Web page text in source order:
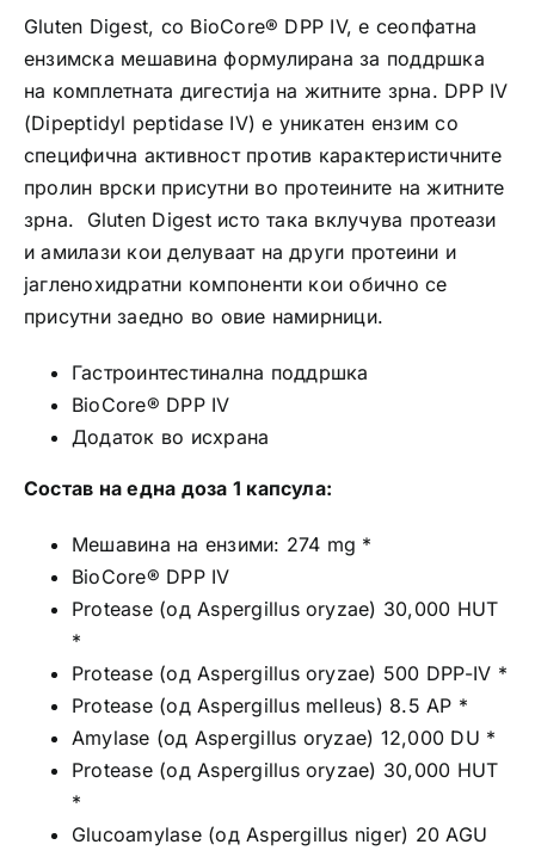
Gluten Digest, со BioCore® DPP IV, е сеопфатна
ензимска мешавина формулирана за поддршка
на комплетната дигестија на житните зрна. DPP IV
(Dipeptidyl peptidase IV) е уникатен ензим со
специфична активност против карактеристичните
пролин врски присутни во протеините на житните
зрна. Gluten Digest исто така вклучува протеази
и амилази кои делуваат на други протеини и
јагленохидратни компоненти кои обично се
присутни заедно во овие намирници.
Гастроинтестинална поддршка
BioCore® DPP IV
Додаток во исхрана
Состав на една доза 1 капсула:
Мешавина на ензими: 274 mg *
BioCore® DPP IV
Protease (од Aspergillus oryzae) 30,000 HUT
*
Protease (од Aspergillus oryzae) 500 DPP-IV *
Protease (од Aspergillus melleus) 8.5 AP *
Amylase (од Aspergillus oryzae) 12,000 DU *
Protease (од Aspergillus oryzae) 30,000 HUT
*
Glucoamylase (од Aspergillus niger) 20 AGU